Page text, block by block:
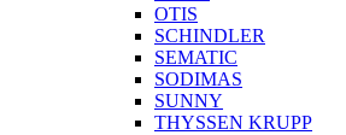
OTIS
SCHINDLER
SEMATIC
SODIMAS
SUNNY
THYSSEN KRUPP